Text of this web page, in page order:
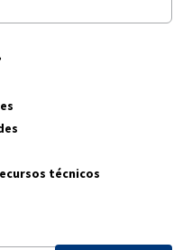
técnicos